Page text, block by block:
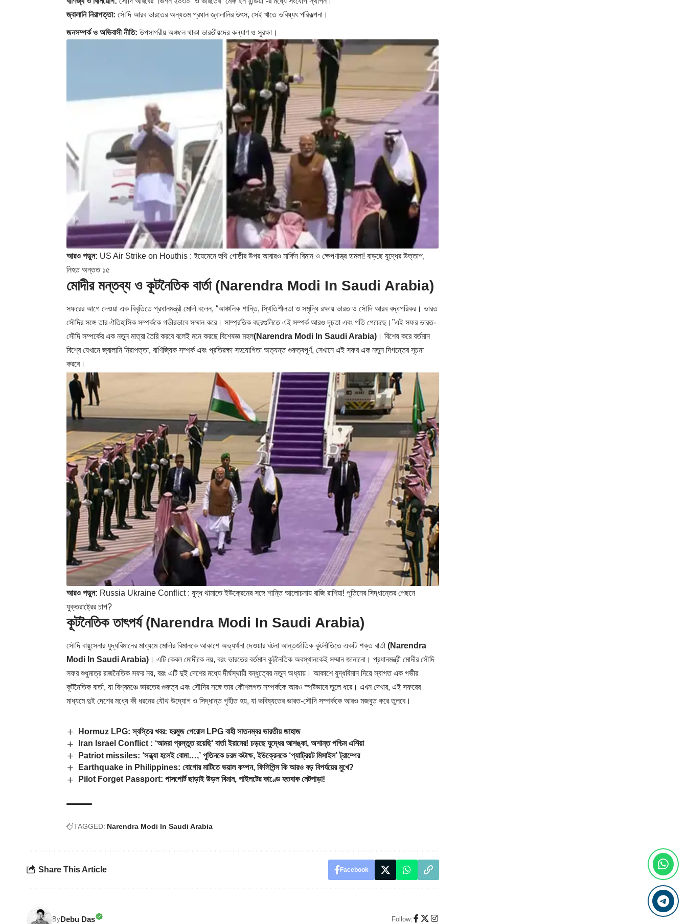
জ্বালানি নিরাপত্তা: সৌদি আরব ভারতের অন্যতম প্রধান জ্বালানির উৎস, সেই খাতে ভবিষ্যৎ পরিকল্পনা।
জনসম্পর্ক ও অভিবাসী নীতি: উপসাগরীয় অঞ্চলে থাকা ভারতীয়দের কল্যাণ ও সুরক্ষা।
আরও পড়ুন: US Air Strike on Houthis : ইয়েমেনে হুথি গোষ্ঠীর উপর আবারও মার্কিন বিমান ও ক্ষেপণাস্ত্র হামলা! বাড়ছে যুদ্ধের উত্তাপ,
নিহত অন্তত ১৫
মোদীর মন্তব্য ও কূটনৈতিক বার্তা (Narendra Modi In Saudi Arabia)
সফরের আগে দেওয়া এক বিবৃতিতে প্রধানমন্ত্রী মোদী বলেন, “আঞ্চলিক শান্তি, স্থিতিশীলতা ও সমৃদ্ধি রক্ষায় ভারত ও সৌদি আরব বদ্ধপরিকর। ভারত
সৌদির সঙ্গে তার ঐতিহাসিক সম্পর্ককে গভীরভাবে সম্মান করে। সাম্প্রতিক বছরগুলিতে এই সম্পর্ক আরও দৃঢ়তা এবং গতি পেয়েছে।”এই সফর ভারত-
সৌদি সম্পর্কের এক নতুন মাত্রা তৈরি করবে বলেই মনে করছে বিশেষজ্ঞ মহল(Narendra Modi In Saudi Arabia) । বিশেষ করে বর্তমান
বিশ্বে যেখানে জ্বালানি নিরাপত্তা, বাণিজ্যিক সম্পর্ক এবং প্রতিরক্ষা সহযোগিতা অত্যন্ত গুরুত্বপূর্ণ, সেখানে এই সফর এক নতুন দিগন্তের সূচনা
করবে।
আরও পড়ুন: Russia Ukraine Conflict : যুদ্ধ থামাতে ইউক্রেনের সঙ্গে শান্তি আলোচনায় রাজি রাশিয়া! পুতিনের সিদ্ধান্তের পেছনে
যুক্তরাষ্ট্রের চাপ?
কূটনৈতিক তাৎপর্য (Narendra Modi In Saudi Arabia)
সৌদি বায়ুসেনার যুদ্ধবিমানের মাধ্যমে মোদীর বিমানকে আকাশে অভ্যর্থনা দেওয়ার ঘটনা আন্তর্জাতিক কূটনীতিতে একটি শক্ত বার্তা (Narendra
Modi In Saudi Arabia) । এটি কেবল মোদীকে নয়, বরং ভারতের বর্তমান কূটনৈতিক অবস্থানকেই সম্মান জানানো। প্রধানমন্ত্রী মোদীর সৌদি
সফর শুধুমাত্র রাজনৈতিক সফর নয়, বরং এটি দুই দেশের মধ্যে দীর্ঘস্থায়ী বন্ধুত্বের নতুন অধ্যায়। আকাশে যুদ্ধবিমান দিয়ে স্বাগত এক গভীর
কূটনৈতিক বার্তা, যা বিশ্বমঞ্চে ভারতের গুরুত্ব এবং সৌদির সঙ্গে তার কৌশলগত সম্পর্ককে আরও স্পষ্টভাবে তুলে ধরে। এখন দেখার, এই সফরের
মাধ্যমে দুই দেশের মধ্যে কী ধরনের যৌথ উদ্যোগ ও সিদ্ধান্ত গৃহীত হয়, যা ভবিষ্যতের ভারত-সৌদি সম্পর্ককে আরও মজবুত করে তুলবে।
Hormuz LPG: স্বস্তির খবর: হরমুজ পেরোল LPG বাহী সাতনম্বর ভারতীয় জাহাজ
Iran Israel Conflict : ‘আমরা প্রস্তুত রয়েছি’ বার্তা ইরানের! চড়ছে যুদ্ধের আশঙ্কা, অশান্ত পশ্চিম এশিয়া
Patriot missiles: ‘সন্ধ্যা হলেই বোমা…,’ পুতিনকে চরম কটাক্ষ, ইউক্রেনকে ‘প্যাট্রিয়ট মিসাইল’ ট্রাম্পের
Earthquake in Philippines: বোগোর মাটিতে ভয়াল কম্পন, ফিলিপিন্স কি আরও বড় বিপর্যয়ের মুখে?
Pilot Forget Passport: পাসপোর্ট ছাড়াই উড়ল বিমান, পাইলটের কাণ্ডে হতবাক নেটপাড়া!
TAGGED: Narendra Modi In Saudi Arabia
Share This Article Facebook
ByDebu Das Follow: